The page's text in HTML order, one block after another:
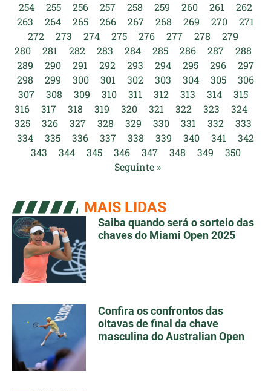
254
255 256 257 258 259 260 261
262
263
264 265 266 267 268 269 270
271
272
273 274 275 276 277 278
279
280
281 282 283 284 285 286 287
288
289
290 291 292 293 294 295 296
297
298
299 300 301 302 303 304 305
306
307
308 309 310 311 312 313 314
315
316
317 318 319 320 321 322 323
324
325
326 327 328 329 330 331 332
333
334
335 336 337 338 339 340 341
342
343
344 345 346 347 348 349
350
Seguinte »
MAIS LIDAS
Saiba quando será o sorteio das
chaves do Miami Open 2025
Confira os confrontos das
oitavas de final da chave
masculina do Australian Open